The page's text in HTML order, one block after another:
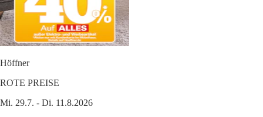
Höffner
ROTE PREISE
Mi. 29.7. - Di. 11.8.2026